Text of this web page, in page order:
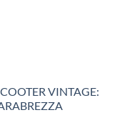
VINTAGE: